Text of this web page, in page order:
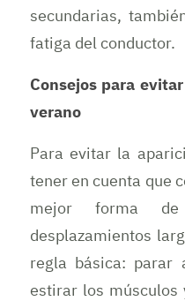
secundarias,
fatiga del conductor.
Consejos para
verano
Para evitar la
tener en cuenta que
mejor forma
desplazamientos
regla básica: parar
estirar los músculos